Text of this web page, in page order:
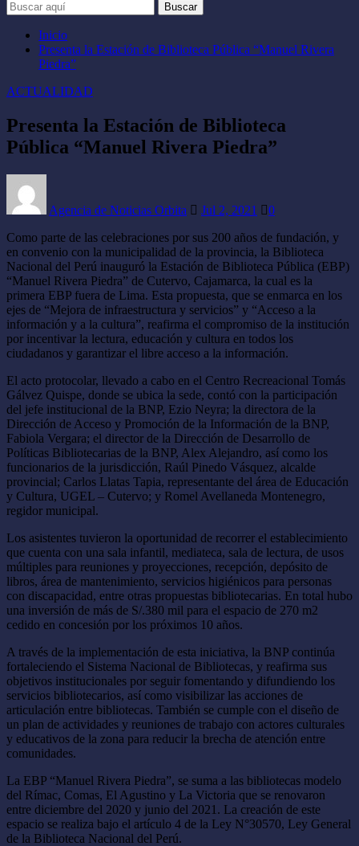
Buscar
Inicio
Presenta la Estación de Biblioteca Pública “Manuel Rivera
Piedra”
ACTUALIDAD
Presenta la Estación de Biblioteca
Pública “Manuel Rivera Piedra”
Agencia de Noticias Orbita Jul 2, 2021
0
Como parte de las celebraciones por sus 200 años de fundación, y
en convenio con la municipalidad de la provincia, la Biblioteca
Nacional del Perú inauguró la Estación de Biblioteca Pública (EBP)
“Manuel Rivera Piedra” de Cutervo, Cajamarca, la cual es la
primera EBP fuera de Lima. Esta propuesta, que se enmarca en los
ejes de “Mejora de infraestructura y servicios” y “Acceso a la
información y a la cultura”, reafirma el compromiso de la institución
por incentivar la lectura, educación y cultura en todos los
ciudadanos y garantizar el libre acceso a la información.
El acto protocolar, llevado a cabo en el Centro Recreacional Tomás
Gálvez Quispe, donde se ubica la sede, contó con la participación
del jefe institucional de la BNP, Ezio Neyra; la directora de la
Dirección de Acceso y Promoción de la Información de la BNP,
Fabiola Vergara; el director de la Dirección de Desarrollo de
Políticas Bibliotecarias de la BNP, Alex Alejandro, así como los
funcionarios de la jurisdicción, Raúl Pinedo Vásquez, alcalde
provincial; Carlos Llatas Tapia, representante del área de Educación
y Cultura, UGEL – Cutervo; y Romel Avellaneda Montenegro,
regidor municipal.
Los asistentes tuvieron la oportunidad de recorrer el establecimiento
que cuenta con una sala infantil, mediateca, sala de lectura, de usos
múltiples para reuniones y proyecciones, recepción, depósito de
libros, área de mantenimiento, servicios higiénicos para personas
con discapacidad, entre otras propuestas bibliotecarias. En total hubo
una inversión de más de S/.380 mil para el espacio de 270 m2
cedido en concesión por los próximos 10 años.
A través de la implementación de esta iniciativa, la BNP continúa
fortaleciendo el Sistema Nacional de Bibliotecas, y reafirma sus
objetivos institucionales por seguir fomentando y difundiendo los
servicios bibliotecarios, así como visibilizar las acciones de
articulación entre bibliotecas. También se cumple con el diseño de
un plan de actividades y reuniones de trabajo con actores culturales
y educativos de la zona para reducir la brecha de atención entre
comunidades.
La EBP “Manuel Rivera Piedra”, se suma a las bibliotecas modelo
del Rímac, Comas, El Agustino y La Victoria que se renovaron
entre diciembre del 2020 y junio del 2021. La creación de este
espacio se realiza bajo el artículo 4 de la Ley N°30570, Ley General
de la Biblioteca Nacional del Perú.